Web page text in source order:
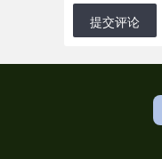
提交评论